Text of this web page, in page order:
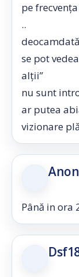
pe
..
se pot
alții”
nu sunt
ar putea
vizionare
Până in ora